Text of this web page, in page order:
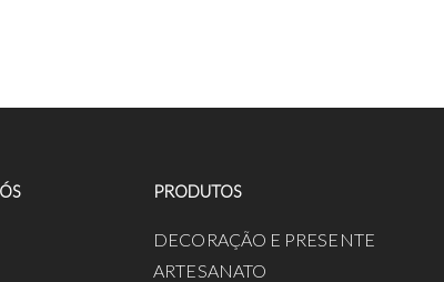
PRODUTOS
DECORAÇÃO E PRESENTE
ARTESANATO